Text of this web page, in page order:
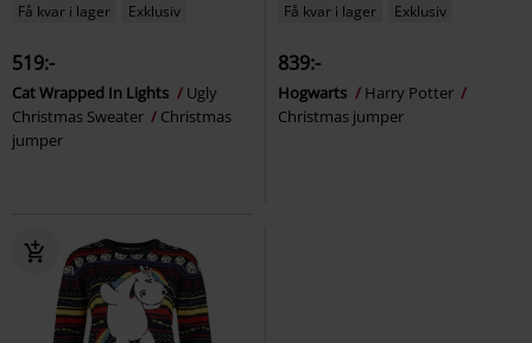
Få kvar i lager Exklusiv
519:-
Cat Wrapped In Lights
Ugly
Christmas Sweater
Christmas
jumper
Få kvar i lager Exklusiv
839:-
Hogwarts
Harry Potter
Christmas jumper